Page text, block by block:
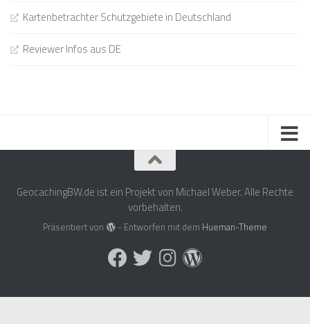
Kartenbetrachter Schutzgebiete in Deutschland
Reviewer Infos aus DE
GeocachingBW.de ist ein Projekt von Michael Weber. Alle Rechte
vorbehalten.
Präsentiert von - Entworfen mit dem Hueman-Theme